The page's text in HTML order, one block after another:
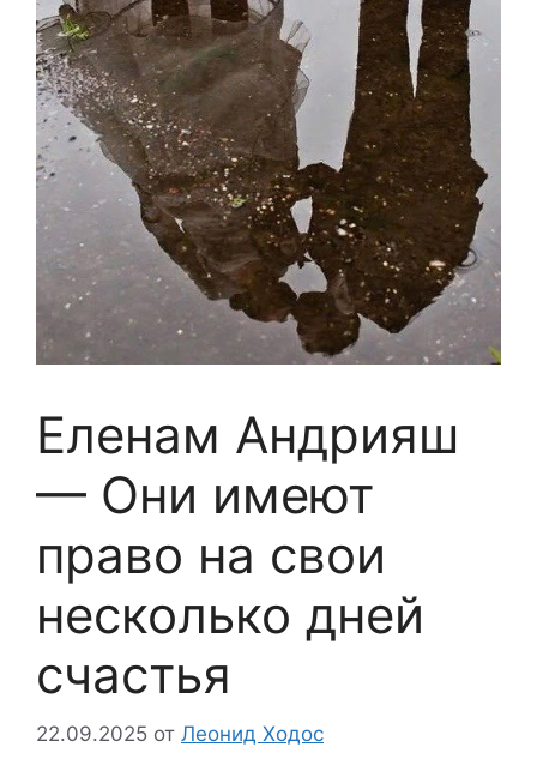
Еленам Андрияш
— Они имеют
право на свои
несколько дней
счастья
22.09.2025 от Леонид Ходос